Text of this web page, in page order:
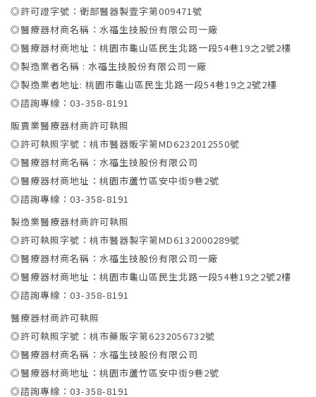
◎許可證字號：衛部醫器製壹字第009471號
◎醫療器材商名稱：水福生技股份有限公司一廠
◎醫療器材商地址：桃園市龜山區民生北路一段54巷19之2號2樓
◎製造業者名稱 : 水福生技股份有限公司一廠
◎製造業者地址: 桃園市龜山區民生北路一段54巷19之2號2樓
◎諮詢專線：03-358-8191
販賣業醫療器材商許可執照
◎許可執照字號：桃市醫器販字第MD6232012550號
◎醫療器材商名稱：水福生技股份有限公司
◎醫療器材商地址：桃園市蘆竹區安中街9巷2號
◎諮詢專線：03-358-8191
製造業醫療器材商許可執照
◎許可執照字號：桃市醫器製字第MD6132000289號
◎醫療器材商名稱：水福生技股份有限公司一廠
◎醫療器材商地址：桃園市龜山區民生北路一段54巷19之2號2樓
◎諮詢專線：03-358-8191
醫療器材商許可執照
◎許可執照字號：桃市藥販字第6232056732號
◎醫療器材商名稱：水福生技股份有限公司
◎醫療器材商地址：桃園市蘆竹區安中街9巷2號
◎諮詢專線：03-358-8191